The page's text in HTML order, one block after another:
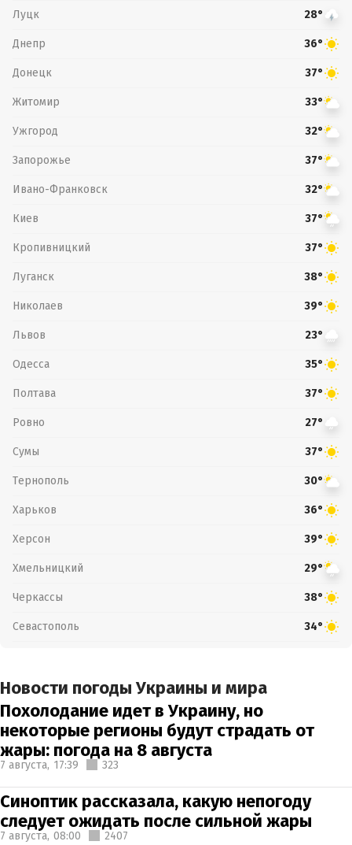
Луцк 28°
Днепр 36°
Донецк 37°
Житомир 33°
Ужгород 32°
Запорожье 37°
Ивано-Франковск 32°
Киев 37°
Кропивницкий 37°
Луганск 38°
Николаев 39°
Львов 23°
Одесса 35°
Полтава 37°
Ровно 27°
Сумы 37°
Тернополь 30°
Харьков 36°
Херсон 39°
Хмельницкий 29°
Черкассы 38°
Севастополь 34°
Новости погоды Украины и мира
Похолодание идет в Украину, но
некоторые регионы будут страдать от
жары: погода на 8 августа
7 августа, 17:39 323
Синоптик рассказала, какую непогоду
следует ожидать после сильной жары
7 августа, 08:00 2407